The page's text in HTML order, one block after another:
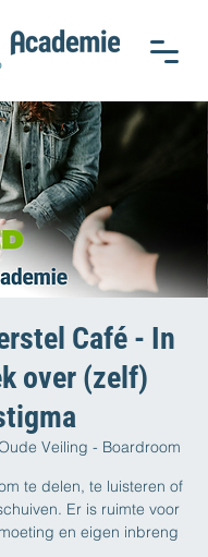
Café - In
over (zelf)
Veiling - Boardroom
te delen, te luisteren of
Er is ruimte voor
en eigen inbreng